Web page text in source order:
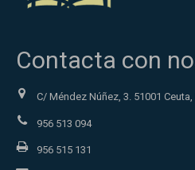
Contacta con
C/ Méndez Núñez, 3. 51001 Ceuta,
956 513 094
956 515 131